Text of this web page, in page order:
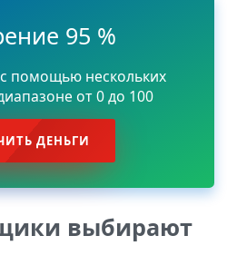
95 %
помощью нескольких
от 0 до 100
ДЕНЬГИ
выбирают